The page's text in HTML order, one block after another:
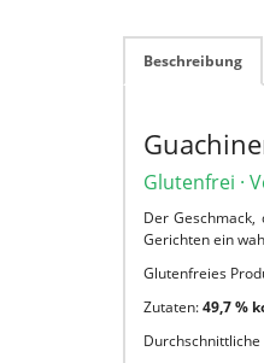
Beschreibung
Glutenfrei ·
Der
Gerichten ein
Glutenfreies
Zutaten:49,7 %